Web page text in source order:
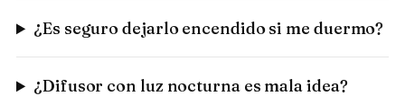
¿Es seguro dejarlo encendido si me duermo?
¿Difusor con luz nocturna es mala idea?